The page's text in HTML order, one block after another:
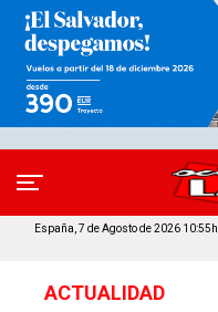
España, 7 de Agosto de 2026 10:55h
ACTUALIDAD